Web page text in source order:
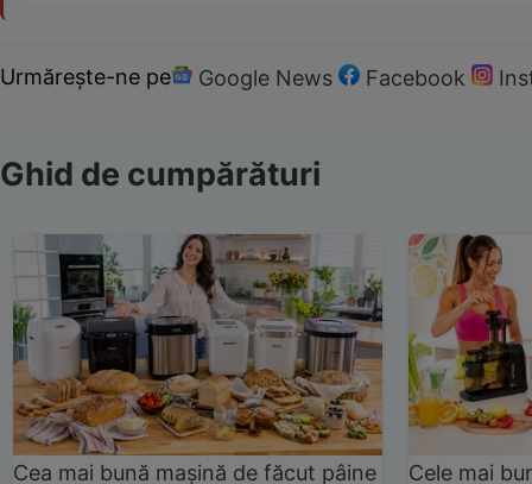
Urmărește-ne pe Google News Facebook
Ghid de cumpărături
Cea mai bună mașină de făcut pâine
Cele mai